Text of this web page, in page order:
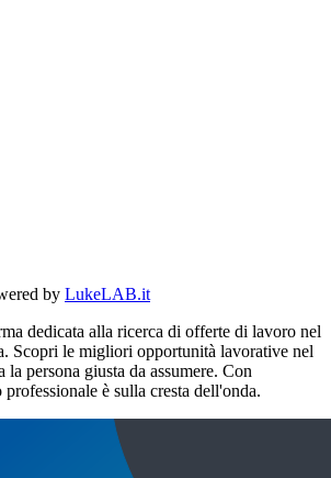
by LukeLAB.it
dedicata alla ricerca di offerte di lavoro nel
Scopri le migliori opportunità lavorative nel
persona giusta da assumere. Con
è sulla cresta dell'onda.